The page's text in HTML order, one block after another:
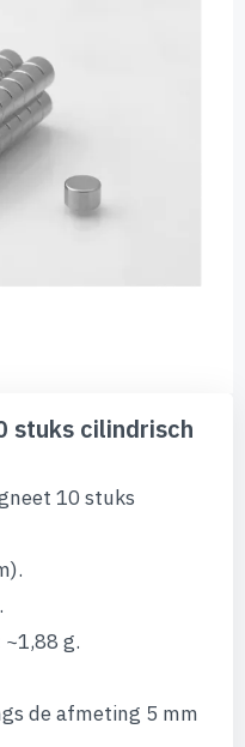
stuks cilindrisch
10 stuks
g.
de afmeting 5 mm